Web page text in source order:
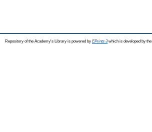
Repository of the Academy's Library is powered by EPrints 3which is developed by the